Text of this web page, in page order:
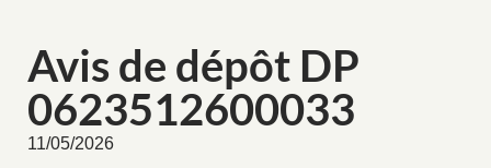
Avis de dépôt DP
0623512600033
11/05/2026